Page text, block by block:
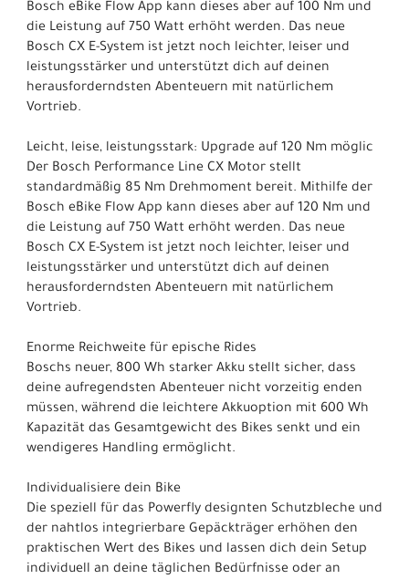
Bosch eBike Flow App kann dieses aber auf 100 Nm und
die Leistung auf 750 Watt erhöht werden. Das neue
Bosch CX E-System ist jetzt noch leichter, leiser und
leistungsstärker und unterstützt dich auf deinen
herausforderndsten Abenteuern mit natürlichem
Vortrieb.
Leicht, leise, leistungsstark: Upgrade auf 120 Nm möglic
Der Bosch Performance Line CX Motor stellt
standardmäßig 85 Nm Drehmoment bereit. Mithilfe der
Bosch eBike Flow App kann dieses aber auf 120 Nm und
die Leistung auf 750 Watt erhöht werden. Das neue
Bosch CX E-System ist jetzt noch leichter, leiser und
leistungsstärker und unterstützt dich auf deinen
herausforderndsten Abenteuern mit natürlichem
Vortrieb.
Enorme Reichweite für epische Rides
Boschs neuer, 800 Wh starker Akku stellt sicher, dass
deine aufregendsten Abenteuer nicht vorzeitig enden
müssen, während die leichtere Akkuoption mit 600 Wh
Kapazität das Gesamtgewicht des Bikes senkt und ein
wendigeres Handling ermöglicht.
Individualisiere dein Bike
Die speziell für das Powerfly designten Schutzbleche und
der nahtlos integrierbare Gepäckträger erhöhen den
praktischen Wert des Bikes und lassen dich dein Setup
individuell an deine täglichen Bedürfnisse oder an